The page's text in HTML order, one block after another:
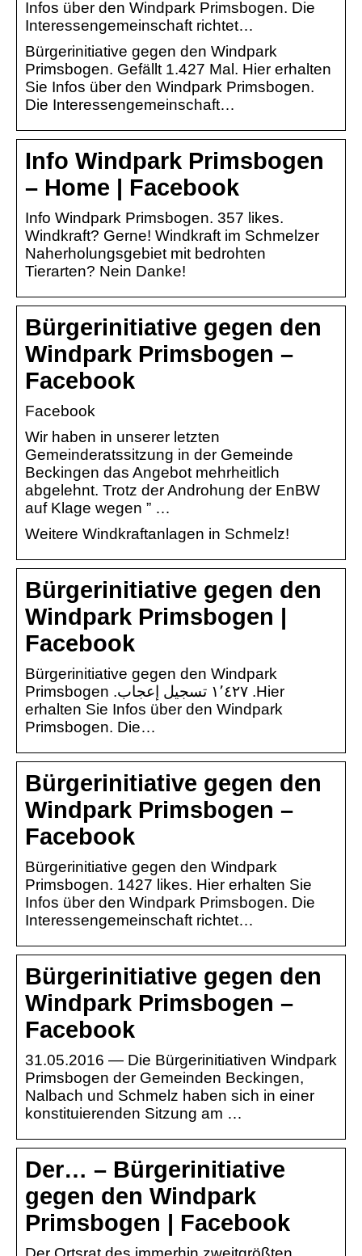
Infos über den Windpark Primsbogen. Die
Interessengemeinschaft richtet…
Bürgerinitiative gegen den Windpark
Primsbogen. Gefällt 1.427 Mal. Hier erhalten
Sie Infos über den Windpark Primsbogen.
Die Interessengemeinschaft…
Info Windpark Primsbogen
– Home | Facebook
Info Windpark Primsbogen. 357 likes.
Windkraft? Gerne! Windkraft im Schmelzer
Naherholungsgebiet mit bedrohten
Tierarten? Nein Danke!
Bürgerinitiative gegen den
Windpark Primsbogen –
Facebook
Facebook
Wir haben in unserer letzten
Gemeinderatssitzung in der Gemeinde
Beckingen das Angebot mehrheitlich
abgelehnt. Trotz der Androhung der EnBW
auf Klage wegen ” …
Weitere Windkraftanlagen in Schmelz!
Bürgerinitiative gegen den
Windpark Primsbogen |
Facebook
Bürgerinitiative gegen den Windpark
Primsbogen‎‏. ‏‏١٬٤٢٧‏ تسجيل إعجاب‏. ‏‎Hier
erhalten Sie Infos über den Windpark
Primsbogen. Die…
Bürgerinitiative gegen den
Windpark Primsbogen –
Facebook
Bürgerinitiative gegen den Windpark
Primsbogen. 1427 likes. Hier erhalten Sie
Infos über den Windpark Primsbogen. Die
Interessengemeinschaft richtet…
Bürgerinitiative gegen den
Windpark Primsbogen –
Facebook
31.05.2016 — Die Bürgerinitiativen Windpark
Primsbogen der Gemeinden Beckingen,
Nalbach und Schmelz haben sich in einer
konstituierenden Sitzung am …
Der… – Bürgerinitiative
gegen den Windpark
Primsbogen | Facebook